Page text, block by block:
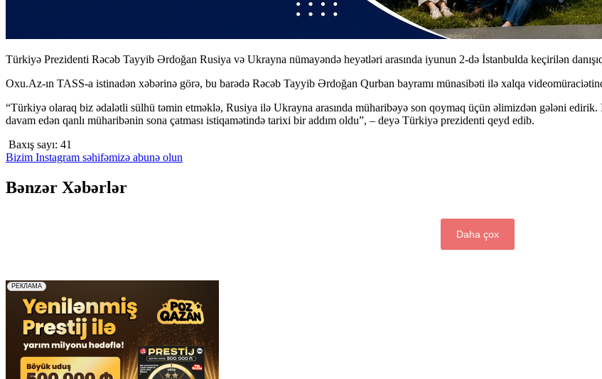
Türkiyə Prezidenti Rəcəb Tayyib Ərdoğan Rusiya və Ukrayna nümayəndə heyətləri arasında iyunun 2-də İstanbulda keçirilən
Oxu.Az-ın TASS-a istinadən xəbərinə görə, bu barədə Rəcəb Tayyib Ərdoğan Qurban bayramı münasibəti ilə xalqa
“Türkiyə olaraq biz ədalətli sülhü təmin etməklə, Rusiya ilə Ukrayna arasında müharibəyə son qoymaq üçün əlimizdən gələni
davam edən qanlı müharibənin sona çatması istiqamətində tarixi bir addım oldu”, – deyə Türkiyə prezidenti qeyd edib.
Baxış sayı: 41
Bizim Instagram səhifəmizə abunə olun
Bənzər Xəbərlər
Daha çox